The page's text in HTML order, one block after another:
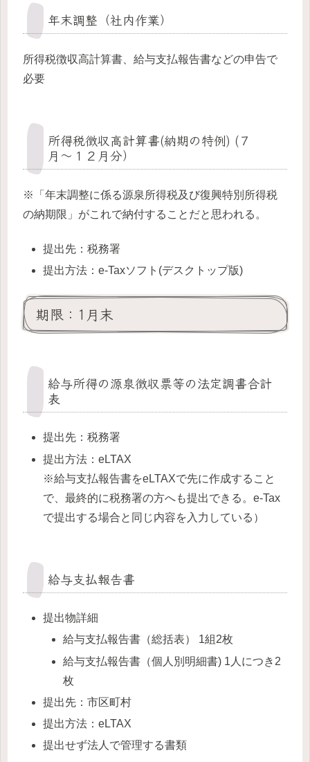
年末調整（社内作業）
所得税徴収高計算書、給与支払報告書などの申告で
必要
所得税徴収高計算書(納期の特例) (７
月〜１２月分）
※「年末調整に係る源泉所得税及び復興特別所得税
の納期限」がこれで納付することだと思われる。
提出先：税務署
提出方法：e-Taxソフト(デスクトップ版)
期限：1月末
給与所得の源泉徴収票等の法定調書合計
表
提出先：税務署
提出方法：eLTAX
※給与支払報告書をeLTAXで先に作成すること
で、最終的に税務署の方へも提出できる。e-Tax
で提出する場合と同じ内容を入力している）
給与支払報告書
提出物詳細
給与支払報告書（総括表） 1組2枚
給与支払報告書（個人別明細書) 1人につき2
枚
提出先：市区町村
提出方法：eLTAX
提出せず法人で管理する書類